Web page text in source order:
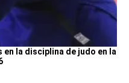
en la disciplina de judo en la